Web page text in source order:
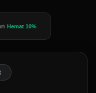
Hemat 10%